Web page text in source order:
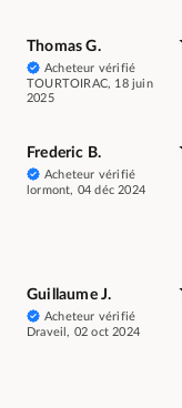
Thomas G.
Acheteur vérifié
TOURTOIRAC, 18 juin
2025
Frederic B.
Acheteur vérifié
lormont, 04 déc 2024
Guillaume J.
Acheteur vérifié
Draveil, 02 oct 2024